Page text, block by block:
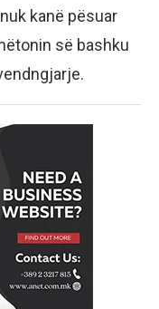
kanë pësuar
së bashku